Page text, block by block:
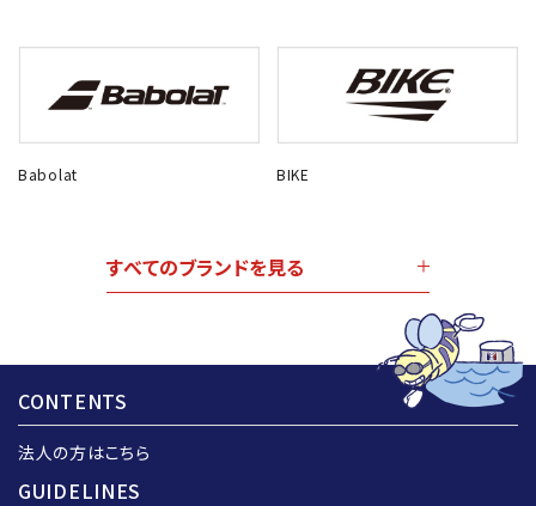
Babolat BIKE
すべてのブランドを見る
CONTENTS
法人の方はこちら
GUIDELINES